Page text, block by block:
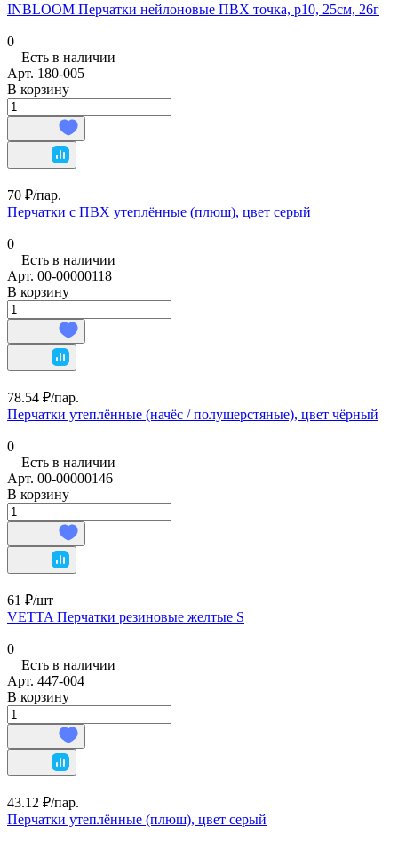
INBLOOM Перчатки нейлоновые ПВХ точка, р10, 25см, 26г
0
Есть в наличии
Арт. 180-005
В корзину
70 ₽/пар.
Перчатки с ПВХ утеплённые (плюш), цвет серый
0
Есть в наличии
Арт. 00-00000118
В корзину
78.54 ₽/пар.
Перчатки утеплённые (начёс / полушерстяные), цвет чёрный
0
Есть в наличии
Арт. 00-00000146
В корзину
61 ₽/шт
VETTA Перчатки резиновые желтые S
0
Есть в наличии
Арт. 447-004
В корзину
43.12 ₽/пар.
Перчатки утеплённые (плюш), цвет серый